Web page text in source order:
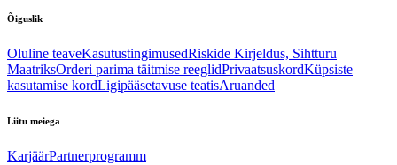
Õiguslik
Oluline teaveKasutustingimusedRiskide Kirjeldus, Sihtturu
MaatriksOrderi parima täitmise reeglidPrivaatsuskordKüpsiste
kasutamise kordLigipääsetavuse teatisAruanded
Liitu meiega
KarjäärPartnerprogramm